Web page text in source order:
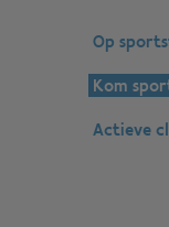
Op
Kom
Actieve